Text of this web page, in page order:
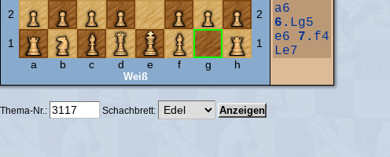
2 2
1
1
a
b c d e f g h
Weiß
a6
6. Lg5
e6
7. f4
Le7
Thema-Nr.:
Schachbrett: